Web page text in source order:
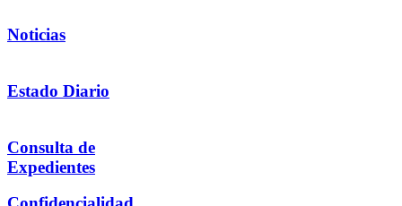
Noticias
Estado Diario
Consulta de
Expedientes